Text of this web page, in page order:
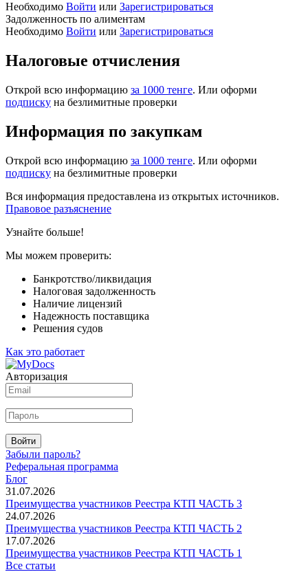
Необходимо Войти или Зарегистрироваться
Задолженность по алиментам
Необходимо Войти или Зарегистрироваться
Налоговые отчисления
Открой всю информацию за 1000 тенге. Или оформи
подписку на безлимитные проверки
Информация по закупкам
Открой всю информацию за 1000 тенге. Или оформи
подписку на безлимитные проверки
Вся информация предоставлена из открытых источников.
Правовое разъяснение
Узнайте больше!
Мы можем проверить:
Банкротство/ликвидация
Налоговая задолженность
Наличие лицензий
Надежность поставщика
Решения судов
Как это работает
Авторизация
Войти
Забыли пароль?
Реферальная программа
Блог
31.07.2026
Преимущества участников Реестра КТП ЧАСТЬ 3
24.07.2026
Преимущества участников Реестра КТП ЧАСТЬ 2
17.07.2026
Преимущества участников Реестра КТП ЧАСТЬ 1
Все статьи